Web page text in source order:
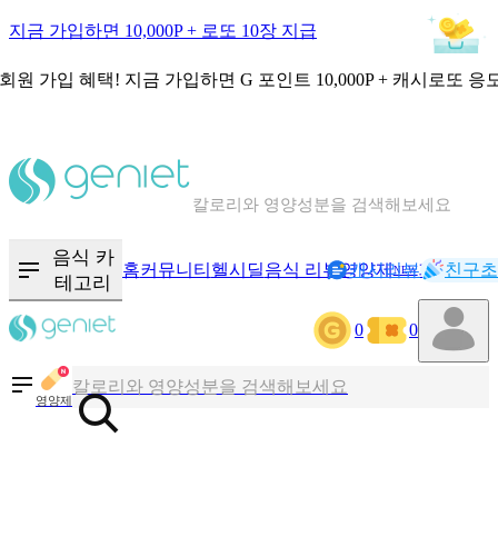
지금 가입하면 10,000P + 로또 10장 지급
원 가입 혜택! 지금 가입하면 G 포인트 10,000P + 캐시로또 응
혈당 · 다이어트 음식 검색해보세요
음식 카
테고리
홈커뮤니티 헬시딜음식 리뷰영양제NEW기록
캐시리뷰 친구
0 0
영양제
칼로리와 영양성분을 검색해보세요
혈당 · 다이어트 음식 검색해보세요
음식 · 영양제 리뷰를 찾아보세요